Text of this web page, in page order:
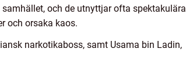
och de utnyttjar ofta spektakulära
och orsaka kaos.
narkotikaboss, samt Usama bin Ladin,